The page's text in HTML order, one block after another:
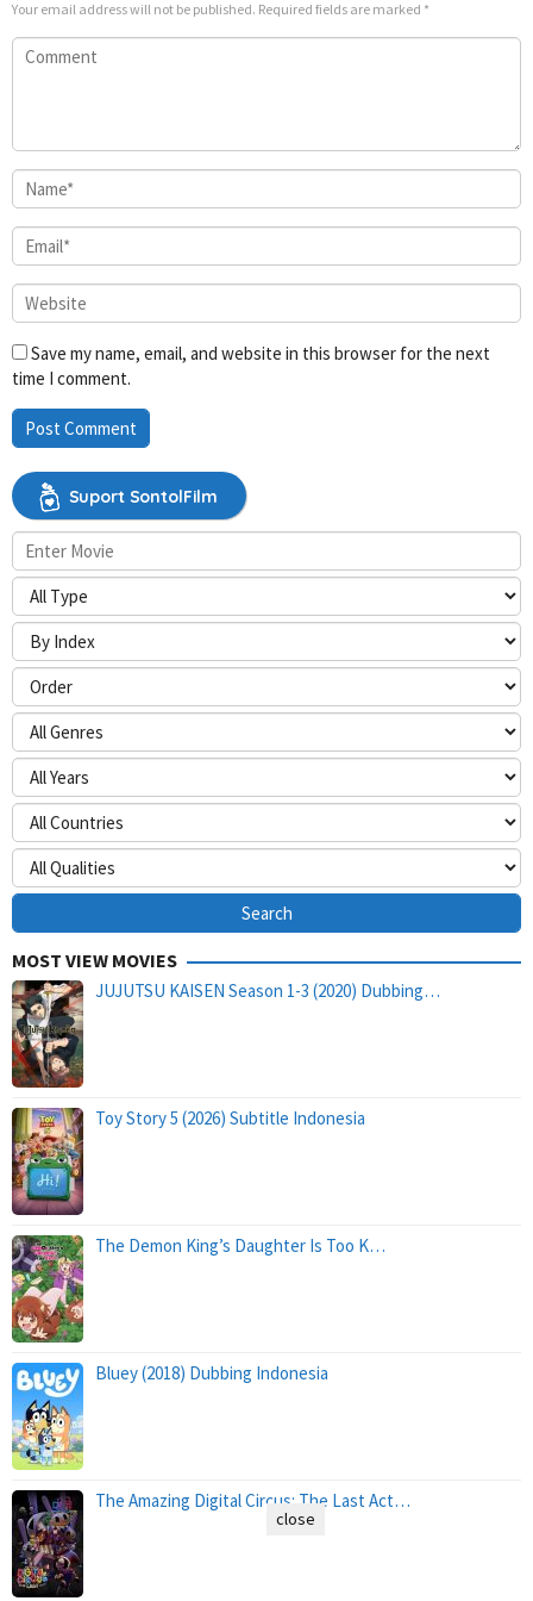
Your email address will not be published. Required fields are marked *
Save my name, email, and website in this browser for the next
time I comment.
Suport SontolFilm
MOST VIEW MOVIES
JUJUTSU KAISEN Season 1-3 (2020) Dubbing…
Toy Story 5 (2026) Subtitle Indonesia
The Demon King’s Daughter Is Too K…
Bluey (2018) Dubbing Indonesia
The Amazing Digital Circus: The Last Act…
close